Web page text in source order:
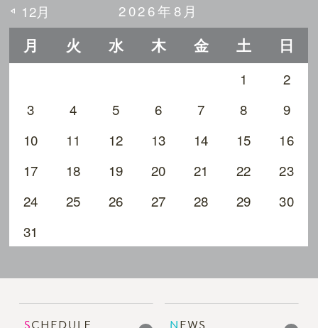
2026年8月
月 火 水 木 金 土 日
12月
1
2
3
4 5 6 7 8
9
10
11 12 13 14 15
16
17
18 19 20 21 22
23
24
25 26 27 28 29
30
31